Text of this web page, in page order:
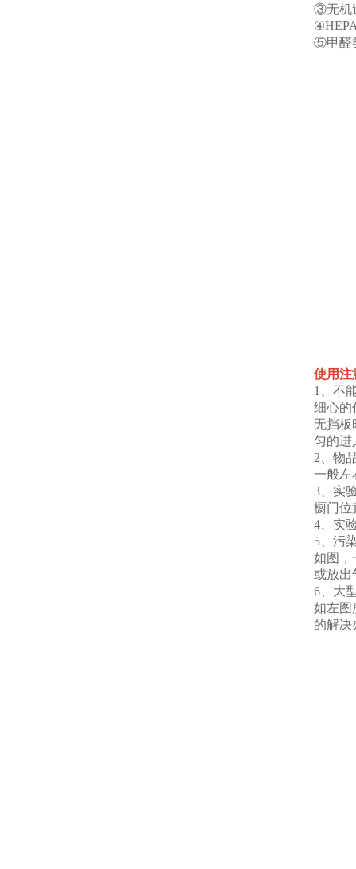
③无机
⑤甲醛
使用注
1、不
细心的
无挡板
匀的进
2、物
一般左
3、实
橱门位
4、实
5、污
如图，
或放出
6、大
如左图
的解决